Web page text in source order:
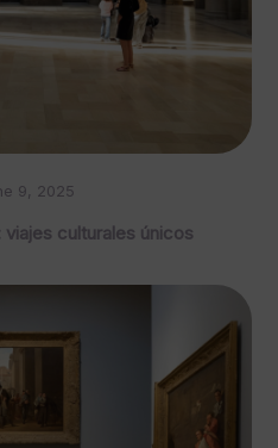
9, 2025
culturales únicos